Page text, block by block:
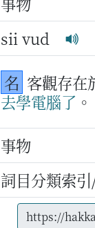
sii vud
名 客觀存在
去學電腦了 。
事物
詞目分類索